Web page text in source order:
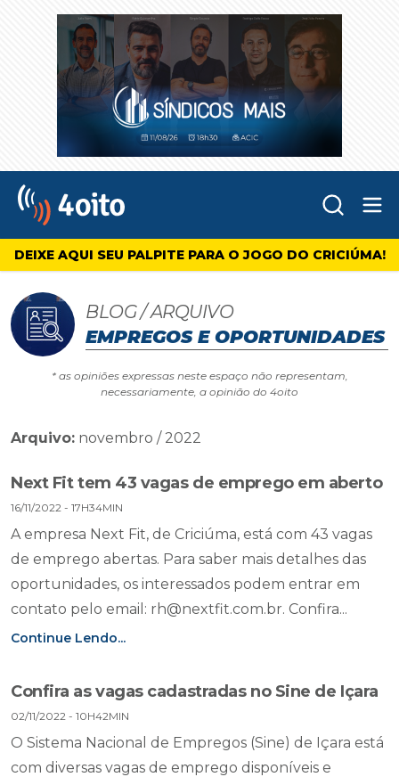
4oito
DEIXE AQUI SEU PALPITE PARA O JOGO DO CRICIÚMA!
BLOG / ARQUIVO
EMPREGOS E OPORTUNIDADES
* as opiniões expressas neste espaço não representam,
necessariamente, a opinião do 4oito
Arquivo: novembro / 2022
Next Fit tem 43 vagas de emprego em aberto
16/11/2022 - 17H34MIN
A empresa Next Fit, de Criciúma, está com 43 vagas
de emprego abertas. Para saber mais detalhes das
oportunidades, os interessados podem entrar em
contato pelo email: rh@nextfit.com.br. Confira...
Continue Lendo...
Confira as vagas cadastradas no Sine de Içara
02/11/2022 - 10H42MIN
O Sistema Nacional de Empregos (Sine) de Içara está
com diversas vagas de emprego disponíveis e